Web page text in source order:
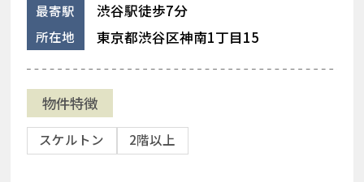
最寄駅 渋谷駅徒歩7分
所在地 東京都渋谷区神南1丁目15
物件特徴
スケルトン 2階以上